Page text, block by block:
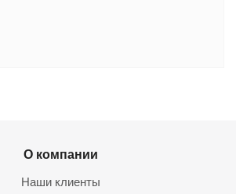
О компании
Наши клиенты